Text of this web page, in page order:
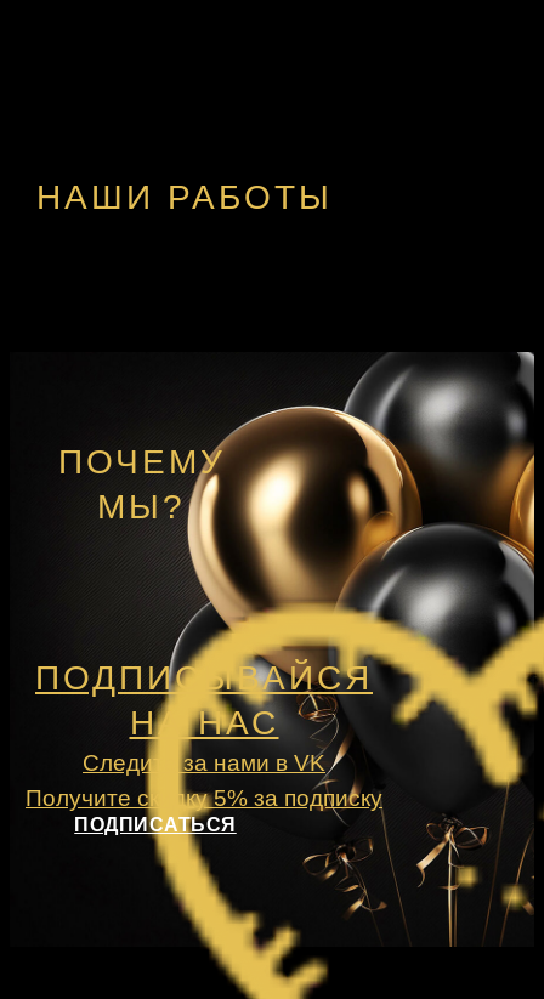
ПОЧЕМУ
МЫ?
НАШИ РАБОТЫ
ПОДПИСЫВАЙСЯ
НА НАС
Следите за нами в VK
Получите скидку 5% за подписку
ПОДПИСАТЬСЯ